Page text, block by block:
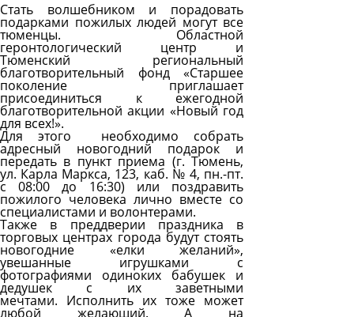
Стать волшебником и порадовать
подарками пожилых людей могут все
тюменцы. Областной
геронтологический центр и
Тюменский региональный
благотворительный фонд «Старшее
поколение приглашает
присоединиться к ежегодной
благотворительной акции «Новый год
для всех!».
Для этого необходимо собрать
адресный новогодний подарок и
передать в пункт приема (г. Тюмень,
ул. Карла Маркса, 123, каб. № 4, пн.-пт.
с 08:00 до 16:30) или поздравить
пожилого человека лично вместе со
специалистами и волонтерами.
Также в преддверии праздника в
торговых центрах города будут стоять
новогодние «елки желаний»,
увешанные игрушками с
фотографиями одиноких бабушек и
дедушек с их заветными
мечтами. Исполнить их тоже может
любой желающий. А на